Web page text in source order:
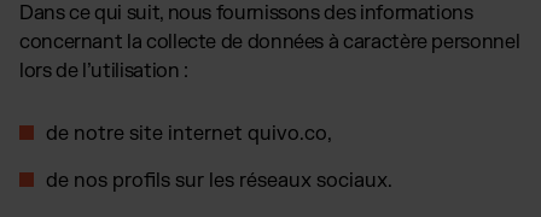
pour les marques multicanal,
marketplaces & grossistes
Transport
SOLUTIONS PAR INDUSTRIE :
Documentation API
Accès & fonctions
À propos
Notre vision
Postes vacants
Entrepôts
Tarifs
Aperçu de nos tarifs
Dans ce qui suit, nous fournissons des informations
concernant la collecte de données à caractère personnel
lors de l’utilisation :
de notre site internet quivo.co,
de nos profils sur les réseaux sociaux.